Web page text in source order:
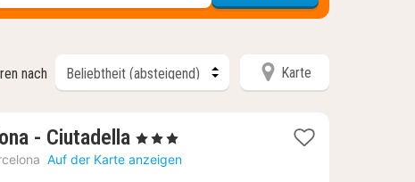
nach Karte
- Ciutadella 1
Nacht
, 3 Sterne
Auf der Karte anzeigen